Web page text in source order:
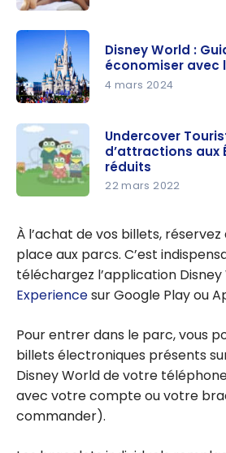
Économise
r sur l’hôtel
à Walt
Disney
World
World :
Guide
Ultime
pour
r avec les
points
Disney World :
économiser avec
4 mars 2024
r Tourist :
Billets
d’attractio
ns aux
États-Unis
à prix
réduits
Undercover
d’attractions aux
réduits
22 mars 2022
À l’achat de vos billets,
place aux parcs. C’est
téléchargez l’application
Experiencesur Google Play ou
Pour entrer dans le parc, vous
billets électroniques présents
Disney World de votre
avec votre compte ou votre
commander).